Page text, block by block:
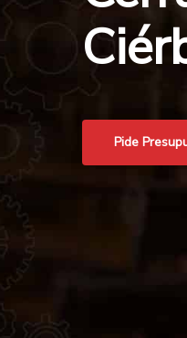
Pide